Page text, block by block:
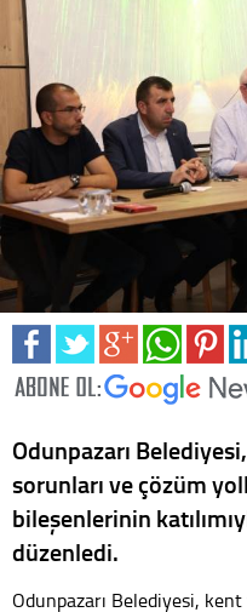
Odunpazarı
sorunları ve çözüm
bileşenlerinin
düzenledi.
Odunpazarı Belediyesi,